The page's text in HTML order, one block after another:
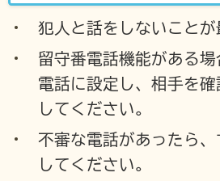
犯人と話をしないことが
留守番電話機能がある
電話に設定し、相手を
してください。
不審な電話があったら、
してください。